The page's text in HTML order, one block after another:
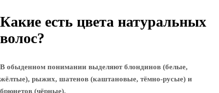
Какие есть цвета натуральных
волос?
В обыденном понимании выделяют блондинов (белые,
жёлтые), рыжих, шатенов (каштановые, тёмно-русые) и
брюнетов (чёрные).